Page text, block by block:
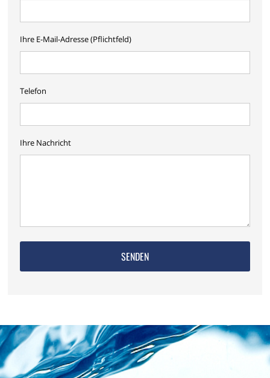
Ihre E-Mail-Adresse (Pflichtfeld)
Telefon
Ihre Nachricht